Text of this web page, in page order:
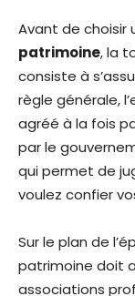
Avant de choisir
patrimoine, la
consiste à
règle générale,
agréé à la fois
par le
qui permet de
voulez confier
Sur le plan de
patrimoine doit
associations